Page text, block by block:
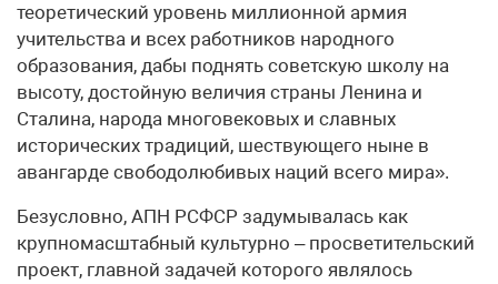
теоретический уровень миллионной армия
учительства и всех работников народного
образования, дабы поднять советскую школу на
высоту, достойную величия страны Ленина и
Сталина, народа многовековых и славных
исторических традиций, шествующего ныне в
авангарде свободолюбивых наций всего мира».
Безусловно, АПН РСФСР задумывалась как
крупномасштабный культурно – просветительский
проект, главной задачей которого являлось